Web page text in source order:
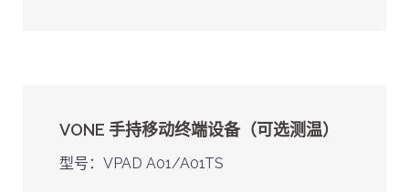
VONE 手持移动终端设备（可选测温）
型号：VPAD A01/A01TS